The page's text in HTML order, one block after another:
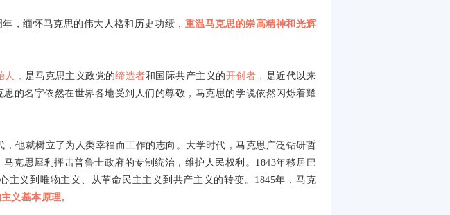
年，缅怀马克思的伟大人格和历史功绩， 重温马克思的崇高精神和光辉
人，是马克思主义政党的缔造者和国际共产主义的开创者， 是近代以来
的名字依然在世界各地受到人们的尊敬，马克思的学说依然闪烁着耀
他就树立了为人类幸福而工作的志向。大学时代，马克思广泛钻研哲
克思犀利抨击普鲁士政府的专制统治，维护人民权利。 1843年移居巴
义到唯物主义、从革命民主主义到共产主义的转变。 1845年，马克
义基本原理。